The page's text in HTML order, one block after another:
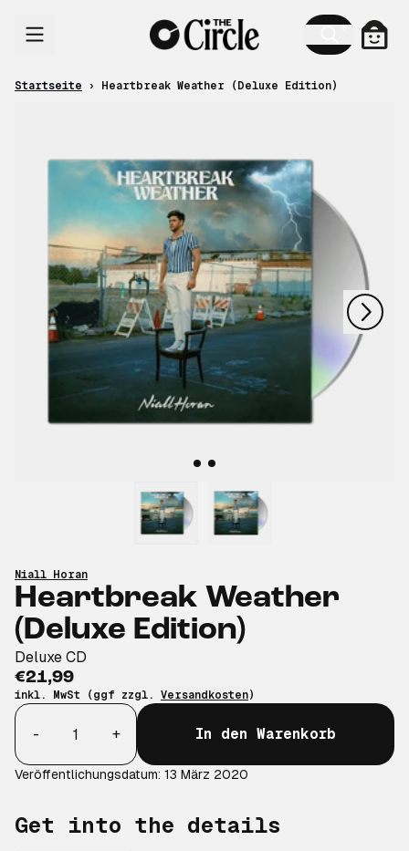
Startseite › Heartbreak Weather (Deluxe Edition)
vorheriges
nächstes
Niall Horan
Heartbreak Weather
(Deluxe Edition)
Deluxe CD
€21,99
inkl. MwSt (ggf zzgl. Versandkosten)
Anzahl
-
+ In den Warenkorb
Veröffentlichungsdatum: 13 März 2020
Get into the details